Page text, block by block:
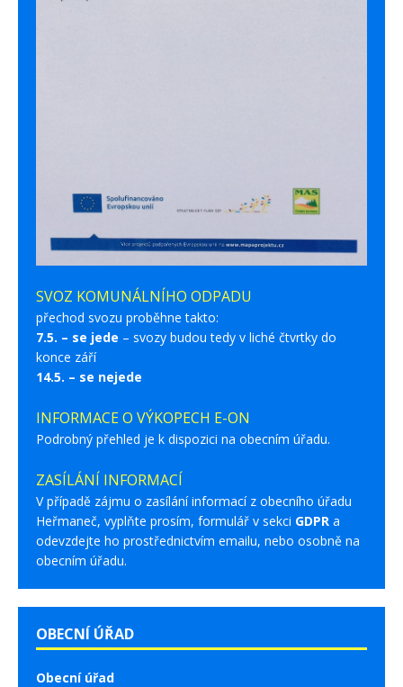
SVOZ KOMUNÁLNÍHO ODPADU
přechod svozu proběhne takto:
7.5. – se jede – svozy budou tedy v liché čtvrtky do
konce září
14.5. – se nejede
INFORMACE O VÝKOPECH E-ON
Podrobný přehled je k dispozici na obecním úřadu.
ZASÍLÁNÍ INFORMACÍ
V případě zájmu o zasílání informací z obecního úřadu
Heřmaneč, vyplňte prosím, formulář v sekci GDPR a
odevzdejte ho prostřednictvím emailu, nebo osobně na
obecním úřadu.
OBECNÍ ÚŘAD
Obecní úřad